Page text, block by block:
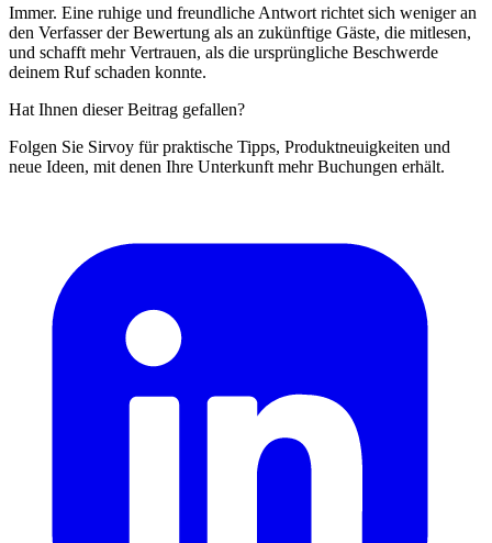
Immer. Eine ruhige und freundliche Antwort richtet sich weniger an
den Verfasser der Bewertung als an zukünftige Gäste, die mitlesen,
und schafft mehr Vertrauen, als die ursprüngliche Beschwerde
deinem Ruf schaden konnte.
Hat Ihnen dieser Beitrag gefallen?
Folgen Sie Sirvoy für praktische Tipps, Produktneuigkeiten und
neue Ideen, mit denen Ihre Unterkunft mehr Buchungen erhält.